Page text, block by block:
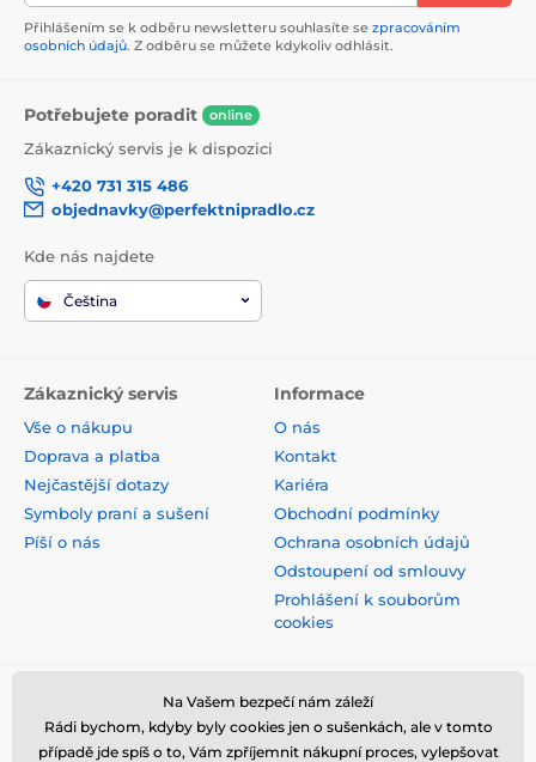
Přihlášením se k odběru newsletteru souhlasíte se zpracováním
osobních údajů. Z odběru se můžete kdykoliv odhlásit.
Potřebujete poradit online
Zákaznický servis je k dispozici
+420 731 315 486
objednavky@perfektnipradlo.cz
Kde nás najdete
Čeština
Zákaznický servis
Vše o nákupu
Doprava a platba
Nejčastější dotazy
Symboly praní a sušení
Píší o nás
Informace
O nás
Kontakt
Kariéra
Obchodní podmínky
Ochrana osobních údajů
Odstoupení od smlouvy
Prohlášení k souborům
cookies
Bezpečná platba kartou
Na Vašem bezpečí nám záleží
Rádi bychom, kdyby byly cookies jen o sušenkách, ale v tomto
případě jde spíš o to, Vám zpříjemnit nákupní proces, vylepšovat